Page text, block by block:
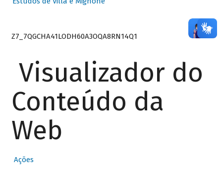
Z7_7QGCHA41LODH60A3OQA8RN14Q1
Visualizador do
Conteúdo da
Web
Ações